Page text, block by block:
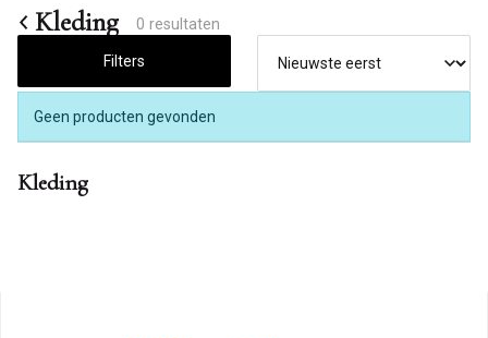
Mannenmode
de
Rooij
Kleding 0 resultaten
Filters
Geen producten gevonden
Kleding